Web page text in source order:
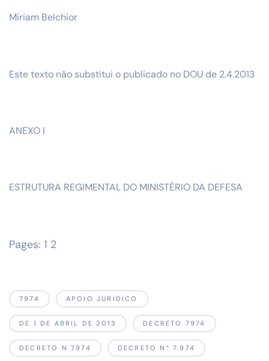
Miriam Belchior
Este texto não substitui o publicado no DOU de 2.4.2013
ANEXO I
ESTRUTURA REGIMENTAL DO MINISTÉRIO DA DEFESA
Pages: 1 2
7974 APOIO JURIDICO
DE 1 DE ABRIL DE 2013 DECRETO 7974
DECRETO N 7974 DECRETO N° 7.974